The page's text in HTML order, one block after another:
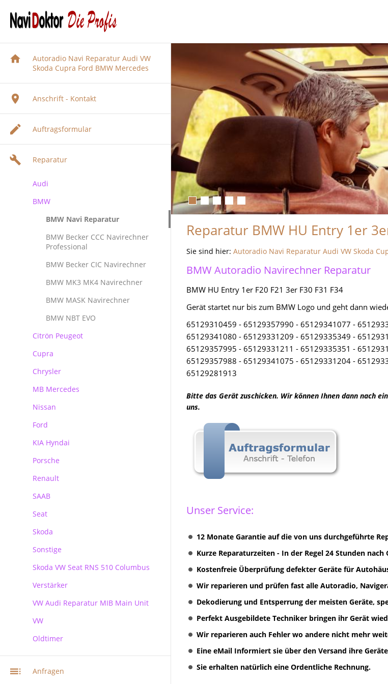
Autoradio Navi Reparatur Audi VW
Skoda Cupra Ford BMW Mercedes
Anschrift - Kontakt
Auftragsformular
Reparatur
Audi
Audi Navigation Autoradio
BMW
BMW Navi Reparatur
BMW Becker CCC Navirechner
Professional
BMW Becker CIC Navirechner
BMW MK3 MK4 Navirechner
BMW MASK Navirechner
BMW NBT EVO
Citrön Peugeot
Cupra
Chrysler
MB Mercedes
Mercedes Autoradio Navigation
MB Navigation
Becker Autoradio Navigation
Kundenanfragen
Nissan
Ford
Ford Blaupunkt Bosch FX
Ford Blaupunkt Bosch NX
Ford Blaupunkt Bosch MCA NX
KIA Hyndai
Porsche
Porsche PCM Premium Reparatur
Renault
SAAB
Seat
Skoda
Skoda
Sonstige
Skoda VW Seat RNS 510 Columbus
RNS 510 Columbus Reparatur
Verstärker
VW Audi Reparatur MIB Main Unit
VW
VW Audi Skoda MIB Infotainment
Oldtimer
Anfragen
Reparatur BMW HU Entry 1er
Sie sind hier: Autoradio Navi Reparatur Audi VW Skoda
BMW Autoradio Navirechner Reparatur
BMW HU Entry 1er F20 F21 3er F30 F31 F34
Gerät startet nur bis zum BMW Logo und geht dann
65129310459 - 65129357990 - 65129341077 -
65129341080 - 65129331209 - 65129335349 -
65129357995 - 65129331211 - 65129335351 -
65129357988 - 65129341075 - 65129331204 -
65129281913
Bitte das Gerät zuschicken. Wir können Ihnen dann nach
uns.
Unser Service:
12 Monate Garantie auf die von uns durchgeführte
Kurze Reparaturzeiten - In der Regel 24 Stunden
Kostenfreie Überprüfung defekter Geräte für
Wir reparieren und prüfen fast alle Autoradio,
Dekodierung und Entsperrung der meisten Geräte,
Perfekt Ausgebildete Techniker bringen ihr Gerät
Wir reparieren auch Fehler wo andere nicht mehr
Eine eMail Informiert sie über den Versand ihre
Sie erhalten natürlich eine Ordentliche Rechnung.